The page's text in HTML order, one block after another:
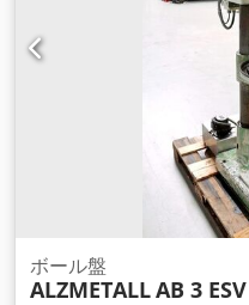
ボール盤
ALZMETALLAB 3 ESV